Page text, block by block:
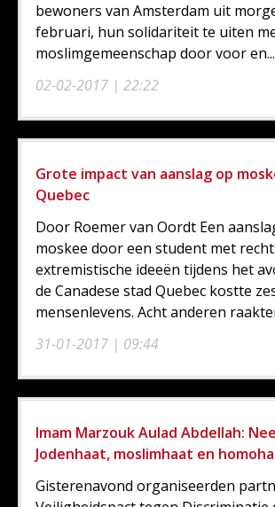
02-02-2017 | 22:22
bewoners van Amsterdam uit
februari, hun solidariteit te uiten
moslimgemeenschap door voor en...
Grote impact van aanslag op
Quebec
31-01-2017 | 09:44
Door Roemer van Oordt Een
moskee door een student met
extremistische ideeën tijdens het
de Canadese stad Quebec kostte
mensenlevens. Acht anderen
Imam Marzouk Aulad Abdellah:
Jodenhaat, moslimhaat en
Gisterenavond organiseerden